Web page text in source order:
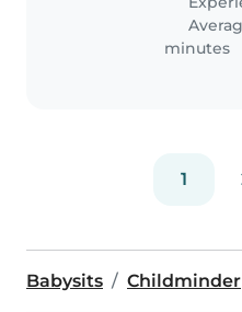
minutes
1
Babysits Childminder